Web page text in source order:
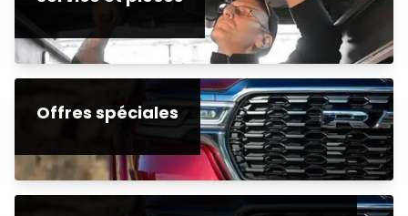
Offres spéciales